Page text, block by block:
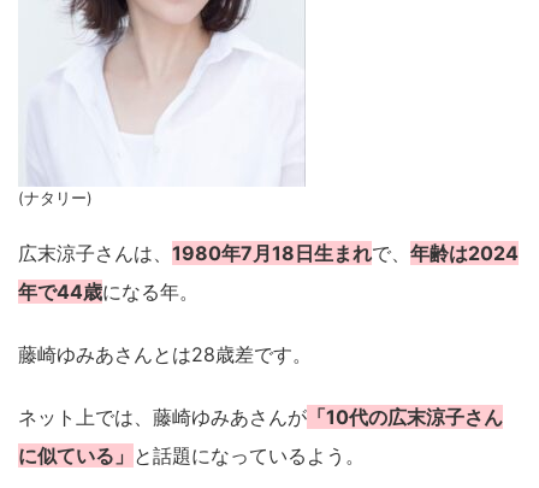
(ナタリー)
広末涼子さんは、 1980年7月18日生まれで、 年齢は2024
年で44歳になる年。
藤崎ゆみあさんとは28歳差です。
ネット上では、藤崎ゆみあさんが 「10代の広末涼子さん
に似ている」 と話題になっているよう。